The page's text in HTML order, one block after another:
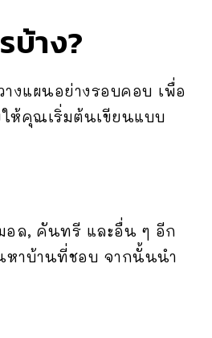
บ้าง?
งแผนอย่างรอบคอบ เพื่อ
ห้คุณเริ่มต้นเขียนแบบ
อล, คันทรี และอื่น ๆ อีก
หาบ้านที่ชอบ จากนั้นนำ